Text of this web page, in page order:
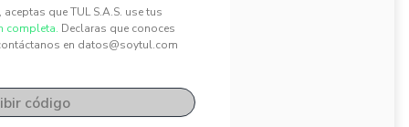
que TUL S.A.S. use tus
completa. Declaras que conoces
en datos@soytul.com
código